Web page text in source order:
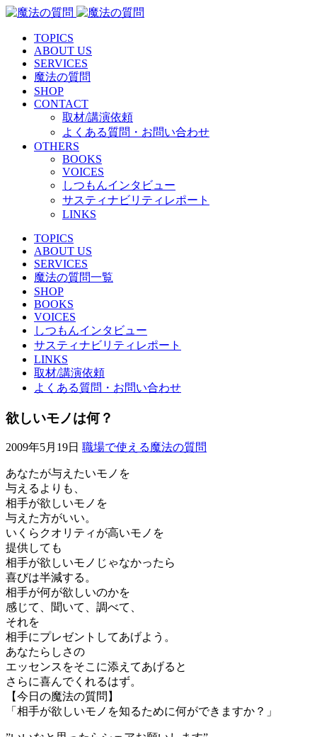
TOPICS
ABOUT US
SERVICES
魔法の質問
SHOP
CONTACT
取材/講演依頼
よくある質問・お問い合わせ
OTHERS
BOOKS
VOICES
しつもんインタビュー
サスティナビリティレポート
LINKS
TOPICS
ABOUT US
SERVICES
魔法の質問一覧
SHOP
BOOKS
VOICES
しつもんインタビュー
サスティナビリティレポート
LINKS
取材/講演依頼
よくある質問・お問い合わせ
欲しいモノは何？
2009年5月19日 職場で使える魔法の質問
あなたが与えたいモノを
与えるよりも、
相手が欲しいモノを
与えた方がいい。
いくらクオリティが高いモノを
提供しても
相手が欲しいモノじゃなかったら
喜びは半減する。
相手が何が欲しいのかを
感じて、聞いて、調べて、
それを
相手にプレゼントしてあげよう。
あなたらしさの
エッセンスをそこに添えてあげると
さらに喜んでくれるはず。
【今日の魔法の質問】
「相手が欲しいモノを知るために何ができますか？」